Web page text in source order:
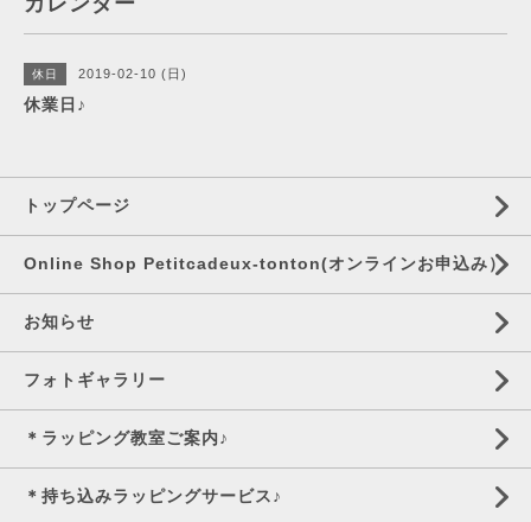
休日 2019-02-10 (日)
休業日♪
トップページ
Online Shop Petitcadeux-tonton(オンラインお申込み）
お知らせ
フォトギャラリー
＊ラッピング教室ご案内♪
＊持ち込みラッピングサービス♪